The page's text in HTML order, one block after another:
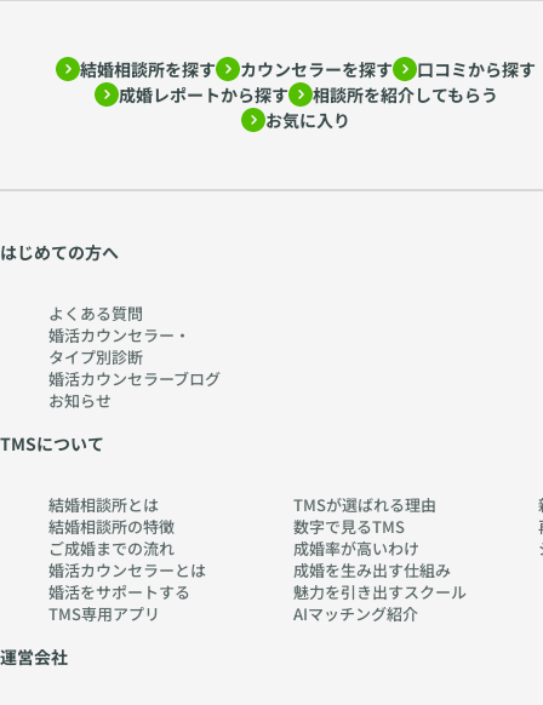
結婚相談所を探す カウンセラーを探す
口コミから探す
成婚レポートから探す
相談所を紹介してもらう
お気に入り
はじめての方へ
よくある質問
婚活カウンセラー・
タイプ別診断
婚活カウンセラーブログ
お知らせ
TMSについて
結婚相談所とは
結婚相談所の特徴
ご成婚までの流れ
婚活カウンセラーとは
婚活をサポートする
TMS専用アプリ
TMSが選ばれる理由
数字で見るTMS
成婚率が高いわけ
成婚を生み出す仕組み
魅力を引き出すスクール
AIマッチング紹介
運営会社